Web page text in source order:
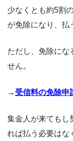
少なくとも約5割
が免除になり、払
ただし、免除にな
せん。
→ 受信料の免除申
集金人が来てもし
れば払う必要はな